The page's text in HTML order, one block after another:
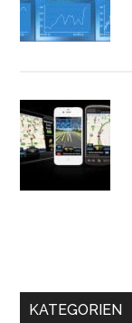
KATEGORIEN